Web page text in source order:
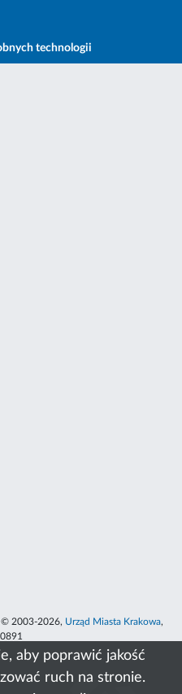
aby poprawić jakość
ruch na stronie.
technologii
© 2003-2026, Urząd Miasta Krakowa,